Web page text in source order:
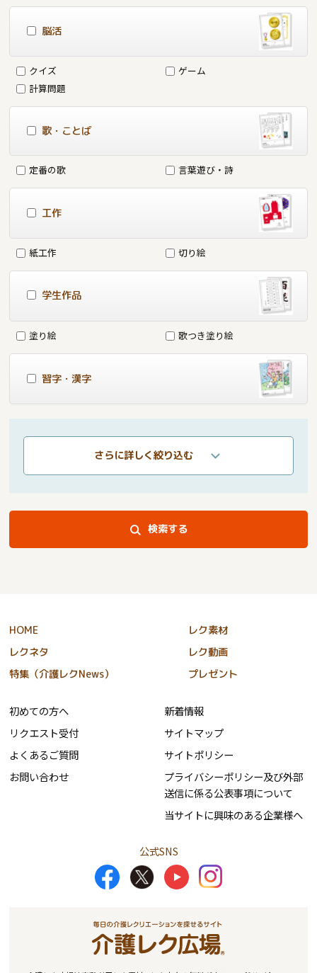
脳活
クイズ
ゲーム
計算問題
歌・ことば
定番の歌 言葉遊び・詩
工作
紙工作 切り絵
学生作品
塗り絵 歌つき塗り絵
習字・漢字
さらに詳しく絞り込む
検索する
HOME
レク素材
レクネタ
レク動画
特集（介護レクNews）
プレゼント
初めての方へ
リクエスト受付
よくあるご質問
お問い合わせ
新着情報
サイトマップ
サイトポリシー
プライバシーポリシー及び外部
送信に係る公表事項について
当サイトに興味のある企業様へ
公式SNS